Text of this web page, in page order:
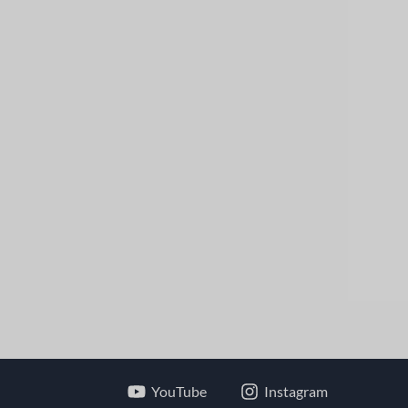
YouTube Instagram